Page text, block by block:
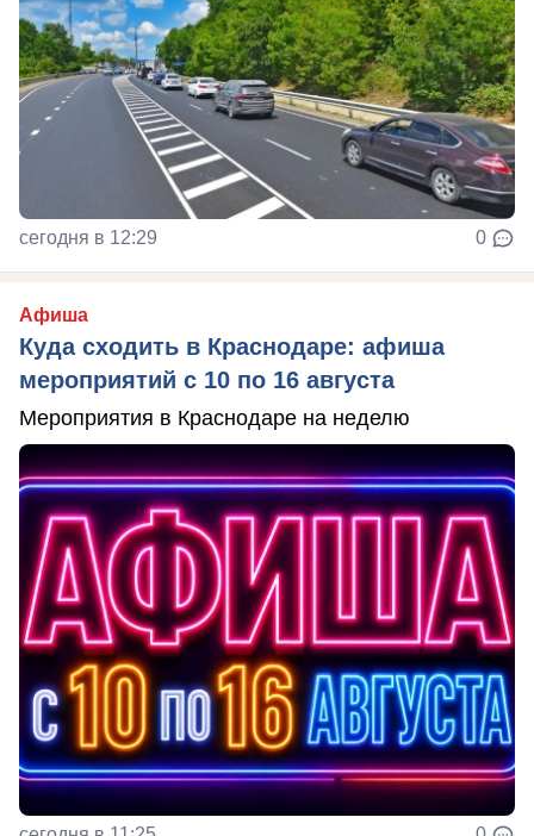
сегодня в 12:29 0
Афиша
Куда сходить в Краснодаре: афиша
мероприятий с 10 по 16 августа
Мероприятия в Краснодаре на неделю